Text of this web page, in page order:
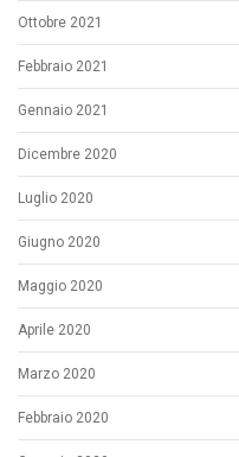
Ottobre 2021
Febbraio 2021
Gennaio 2021
Dicembre 2020
Luglio 2020
Giugno 2020
Maggio 2020
Aprile 2020
Marzo 2020
Febbraio 2020